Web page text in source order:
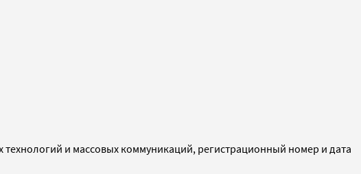
и массовых коммуникаций, регистрационный номер и дата